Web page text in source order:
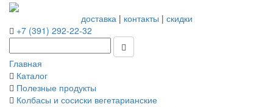
доставка| контакты | скидки
+7 (391) 292-22-32
Главная
Каталог
Полезные продукты
Колбасы и сосиски вегетарианские